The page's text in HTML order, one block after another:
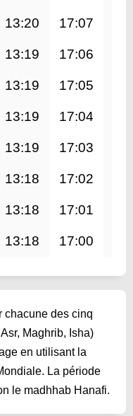
13:20 17:07
13:19 17:06
13:19 17:05
13:19 17:04
13:19 17:03
13:18 17:02
13:18 17:01
13:18 17:00
chacune des cinq
Maghrib, Isha)
en utilisant la
La période
le madhhab Hanafi.